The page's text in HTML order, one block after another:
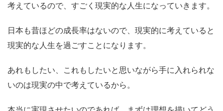
考えているので、すごく現実的な人生になっていきます。
日本も昔ほどの成長率はないので、現実的に考えていると
現実的な人生を過ごすことになります。
あれもしたい、これもしたいと思いながら手に入れられな
いのは現実の中で考えているから。